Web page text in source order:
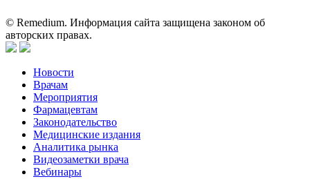
© Remedium. Информация сайта защищена законом об
авторских правах.
Новости
Врачам
Мероприятия
Фармацевтам
Законодательство
Медицинские издания
Аналитика рынка
Видеозаметки врача
Вебинары